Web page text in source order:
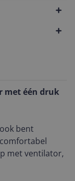
met één druk
bent
met ventilator,